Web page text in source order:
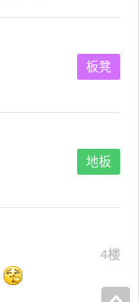
板凳
地板
4楼